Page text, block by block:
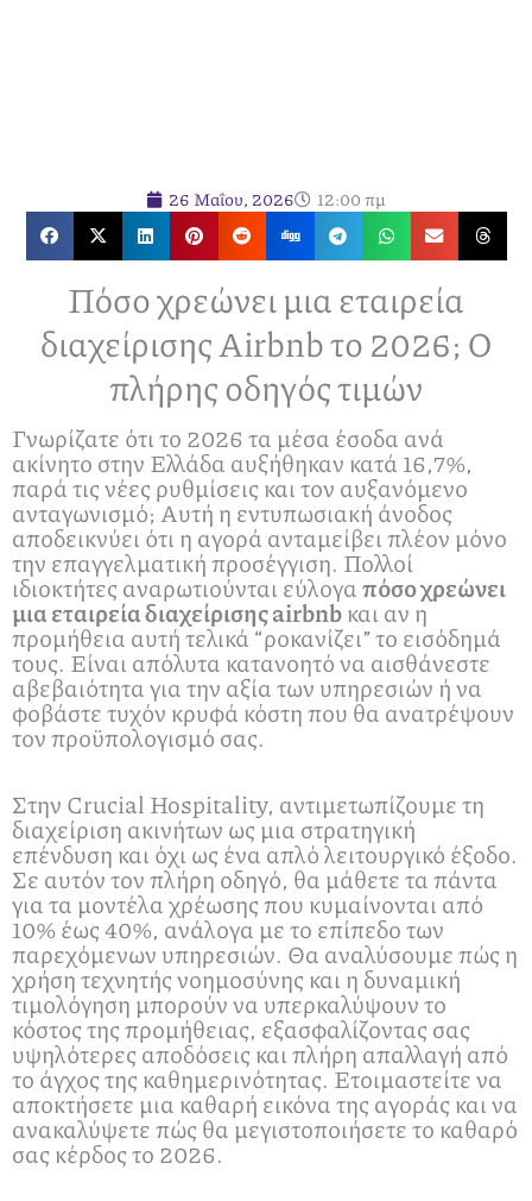
26 Μαΐου, 2026 12:00 πμ
Πόσο χρεώνει μια εταιρεία
διαχείρισης Airbnb το 2026; Ο
πλήρης οδηγός τιμών
Γνωρίζατε ότι το 2026 τα μέσα έσοδα ανά
ακίνητο στην Ελλάδα αυξήθηκαν κατά 16,7%,
παρά τις νέες ρυθμίσεις και τον αυξανόμενο
ανταγωνισμό; Αυτή η εντυπωσιακή άνοδος
αποδεικνύει ότι η αγορά ανταμείβει πλέον μόνο
την επαγγελματική προσέγγιση. Πολλοί
ιδιοκτήτες αναρωτιούνται εύλογαπόσο χρεώνει
μια εταιρεία διαχείρισης airbnbκαι αν η
προμήθεια αυτή τελικά “ροκανίζει” το εισόδημά
τους. Είναι απόλυτα κατανοητό να αισθάνεστε
αβεβαιότητα για την αξία των υπηρεσιών ή να
φοβάστε τυχόν κρυφά κόστη που θα ανατρέψουν
τον προϋπολογισμό σας.
Στην Crucial Hospitality, αντιμετωπίζουμε τη
διαχείριση ακινήτων ως μια στρατηγική
επένδυση και όχι ως ένα απλό λειτουργικό έξοδο.
Σε αυτόν τον πλήρη οδηγό, θα μάθετε τα πάντα
για τα μοντέλα χρέωσης που κυμαίνονται από
10% έως 40%, ανάλογα με το επίπεδο των
παρεχόμενων υπηρεσιών. Θα αναλύσουμε πώς η
χρήση τεχνητής νοημοσύνης και η δυναμική
τιμολόγηση μπορούν να υπερκαλύψουν το
κόστος της προμήθειας, εξασφαλίζοντας σας
υψηλότερες αποδόσεις και πλήρη απαλλαγή από
το άγχος της καθημερινότητας. Ετοιμαστείτε να
αποκτήσετε μια καθαρή εικόνα της αγοράς και να
ανακαλύψετε πώς θα μεγιστοποιήσετε το καθαρό
σας κέρδος το 2026.